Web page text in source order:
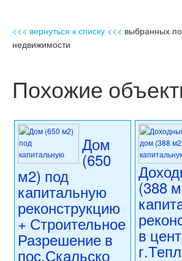
<<< вернуться к списку <<< выбранных по
недвижимости
Похожие
Дом
(650
м2) под
капитальную
реконструкцию
+ Строительное
Разрешение в
пос.Скальско
(388
в